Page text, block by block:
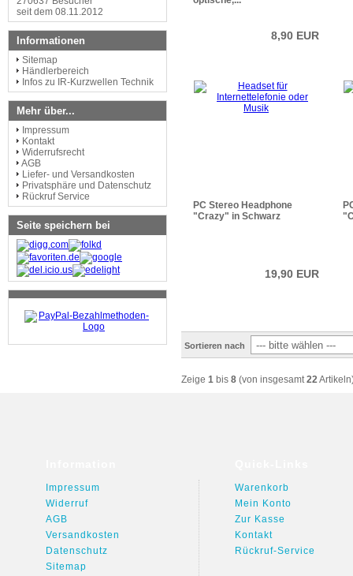
8,90 EUR
PC Stereo Headphone
"Crazy" in Schwarz
19,90 EUR
Sortieren nach
Zeige 1 bis 8 (von insgesamt22
seit dem 08.11.2012
Informationen
Sitemap
Händlerbereich
Infos zu IR-Kurzwellen Technik
Mehr über...
Impressum
Kontakt
Widerrufsrecht
AGB
Liefer- und Versandkosten
Privatsphäre und Datenschutz
Rückruf Service
Seite speichern bei
Impressum
Widerruf
AGB
Versandkosten
Datenschutz
Sitemap
Warenkorb
Mein Konto
Zur Kasse
Kontakt
Rückruf-Service